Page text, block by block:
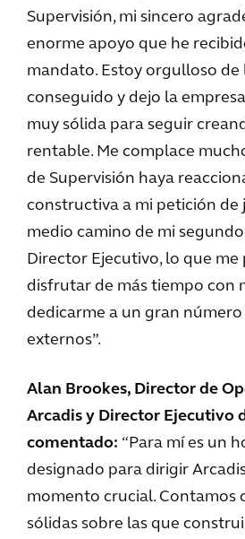
Supervisión, mi sincero
enorme apoyo que he
mandato. Estoy orgulloso de
conseguido y dejo la
muy sólida para seguir
rentable. Me complace
de Supervisión haya
constructiva a mi petición de
medio camino de mi
Director Ejecutivo, lo que
disfrutar de más tiempo con
dedicarme a un gran
externos”.
Alan Brookes, Director de
Arcadis y Director Ejecutivo
comentado: “Para mí es un
designado para dirigir
momento crucial. Contamos
sólidas sobre las que